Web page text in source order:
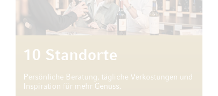
10 Standorte
Persönliche Beratung, tägliche Verkostungen und
Inspiration für mehr Genuss.